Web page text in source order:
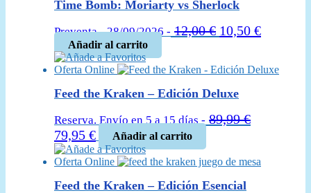
Time Bomb: Moriarty vs Sherlock
Preventa - 28/09/2026 - 12,00€ El
original
era:
12,00 €.
10,50 €El
es:
Añadir al carrito
Añade a Favoritos
Oferta Online
Feed the Kraken – Edición Deluxe
Reserva. Envío en 5 a 15 días - 89,99€
El
precio
original
era:
79,95 €El
precio
actual
es:
Añadir al carrito
Añade a Favoritos
Oferta Online
Feed the Kraken – Edición Esencial